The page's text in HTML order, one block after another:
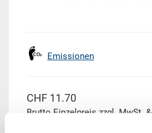
Emissionen
CHF 11.70
Brutto Einzelpreis zzgl. MwSt. &